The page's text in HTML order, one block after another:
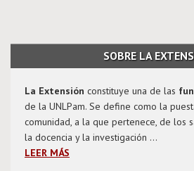
Capacitación de agentes de turismo y
divulgación del conocimiento sobre el
volcanismo del oeste de La Pampa
SOBRE LA
La Extensión constituye una de las
de la UNLPam. Se define como la
comunidad, a la que pertenece, de los
la docencia y la investigación ...
LEER MÁS